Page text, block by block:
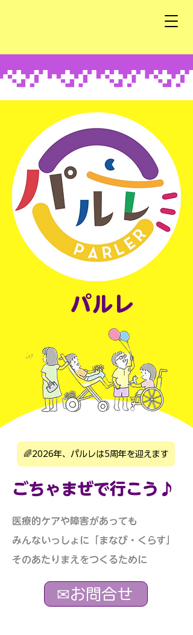
パルレ
🌈2026年、パルレは5周年を迎えます
ごちゃまぜで行こう♪
医療的ケアや障害があっても
みんないっしょに「まなび・くらす」
​そのあたりまえをつくるために
✉お問合せ